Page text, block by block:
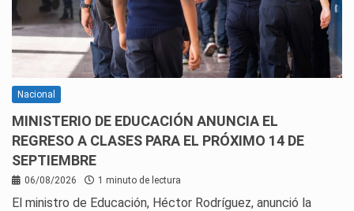
Nacional
MINISTERIO DE EDUCACIÓN ANUNCIA EL
REGRESO A CLASES PARA EL PRÓXIMO 14 DE
SEPTIEMBRE
06/08/2026 1 minuto de lectura
El ministro de Educación, Héctor Rodríguez, anunció la